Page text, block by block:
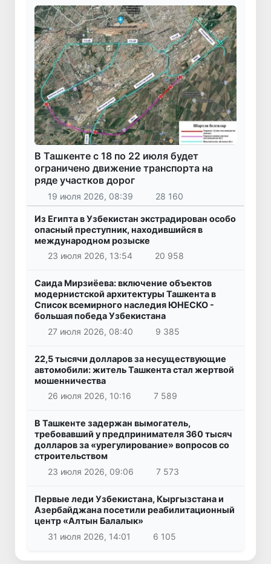
В Ташкенте с 18 по 22 июля будет
ограничено движение транспорта на
ряде участков дорог
19 июля 2026, 08:39 28 160
Из Египта в Узбекистан экстрадирован особо
опасный преступник, находившийся в
международном розыске
23 июля 2026, 13:54
20 958
Саида Мирзиёева: включение объектов
модернистской архитектуры Ташкента в
Список всемирного наследия ЮНЕСКО -
большая победа Узбекистана
27 июля 2026, 08:40
9 385
22,5 тысячи долларов за несуществующие
автомобили: житель Ташкента стал жертвой
мошенничества
26 июля 2026, 10:16
7 589
В Ташкенте задержан вымогатель,
требовавший у предпринимателя 360 тысяч
долларов за «урегулирование» вопросов со
строительством
23 июля 2026, 09:06
7 573
Первые леди Узбекистана, Кыргызстана и
Азербайджана посетили реабилитационный
центр «Алтын Балалык»
31 июля 2026, 14:01
6 105